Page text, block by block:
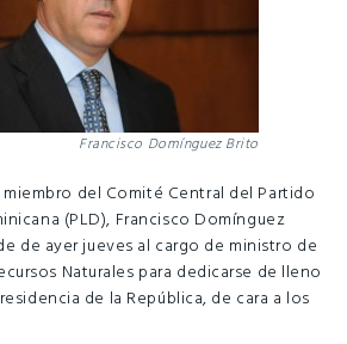
Francisco Domínguez Brito
miembro del Comité Central del Partido
(PLD), Francisco Domínguez
de ayer jueves al cargo de ministro de
Naturales para dedicarse de lleno
de la República, de cara a los